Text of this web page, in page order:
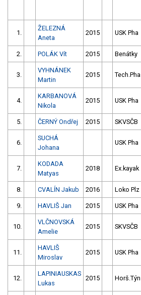
1.
ŽELEZNÁ
Aneta
2015 USK Pha
2. POLÁK Vít 2015 Benátky
3.
VYHNÁNEK
Martin
2015 Tech.Pha
4.
KARBANOVÁ
Nikola
2015 USK Pha
5. ČERNÝ Ondřej 2015 SKVSČB
6.
SUCHÁ
Johana
USK Pha
7.
KODADA
Matyas
2018 Ex.kayak
8. CVALÍN Jakub 2016 Loko Plz
9. HAVLIŠ Jan 2015 USK Pha
10.
VLČNOVSKÁ
Amelie
2015 SKVSČB
11.
HAVLIŠ
Miroslav
2015 USK Pha
12.
LAPINIAUSKAS
Lukas
2015 Horš.Týn